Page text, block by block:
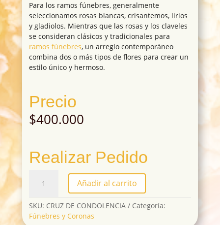
Para los ramos fúnebres, generalmente
seleccionamos rosas blancas, crisantemos, lirios
y gladiolos. Mientras que las rosas y los claveles
se consideran clásicos y tradicionales para
ramos fúnebres, un arreglo contemporáneo
combina dos o más tipos de flores para crear un
estilo único y hermoso.
Precio
$400.000
Realizar Pedido
CONDOLENCIA
cantidad
Añadir al carrito
SKU: CRUZ DE CONDOLENCIA
Categoría:
Fúnebres y Coronas